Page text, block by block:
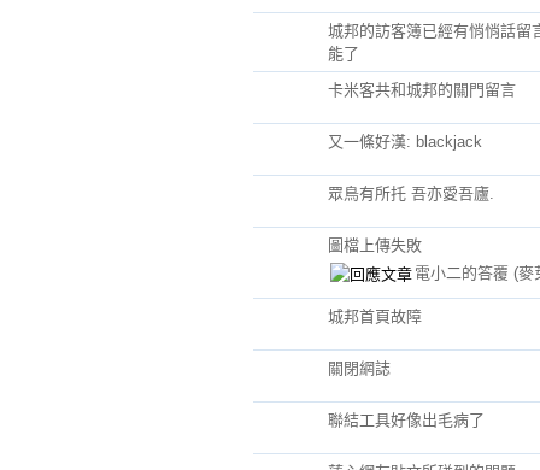
城邦的訪客簿已經有悄悄話留
能了
卡米客共和城邦的關門留言
又一條好漢: blackjack
眾鳥有所托 吾亦愛吾廬.
圖檔上傳失敗
電小二的答覆 (麥
城邦首頁故障
關閉網誌
聯結工具好像出毛病了